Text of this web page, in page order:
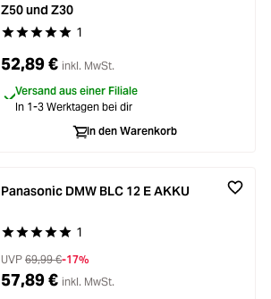
Durchschnittliche Bewertung von 5 von 5
1
Z50 und Z30
52,89 € inkl. MwSt.
Versand aus einer Filiale
In 1-3 Werktagen bei dir
In den Warenkorb
Durchschnittliche Bewertung von 5 von 5
1
Panasonic DMW BLC 12 E AKKU
UVP 69,99 €-17%
57,89 € inkl. MwSt.